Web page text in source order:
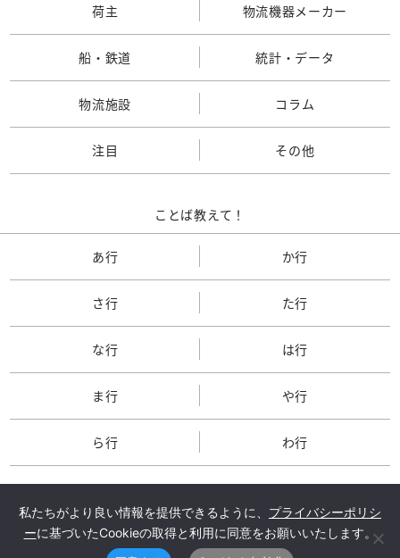
TOP メルマガ登録
会社概要
荷主 物流機器メーカー
船・鉄道 統計・データ
物流施設 コラム
注目 その他
ことば教えて！
あ行 か行
さ行 た行
な行 は行
ま行 や行
ら行 わ行
私たちがより良い情報を提供できるように、 プライバシーポリシ
ーに基づいたCookieの取得と利用に同意をお願いいたします。